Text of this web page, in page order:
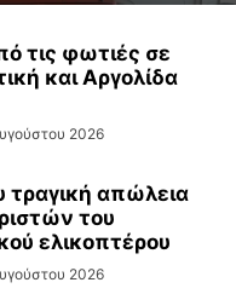
τις φωτιές σε
και Αργολίδα
2026
τραγική απώλεια
του
ελικοπτέρου
2026